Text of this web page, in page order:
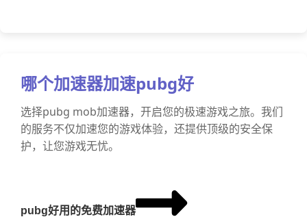
哪个加速器加速pubg好
选择pubg mob加速器，开启您的极速游戏之旅。我们
的服务不仅加速您的游戏体验，还提供顶级的安全保
护，让您游戏无忧。
pubg好用的免费加速器